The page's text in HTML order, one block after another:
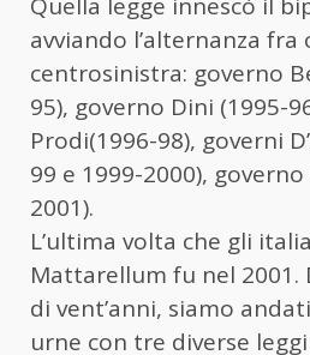
avviando l’alternanza
centrosinistra: governo
95), governo Dini (1995-
Prodi(1996-98), governi
99 e 1999-2000),
2001).
L’ultima volta che gli
Mattarellum fu nel 2001.
di vent’anni, siamo
urne con tre diverse